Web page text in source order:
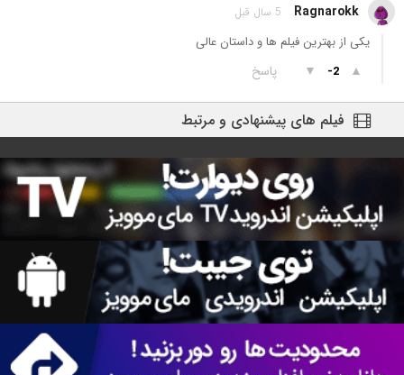
Ragnarokk 5 سال قبل
یکی از بهترین فیلم ها و داستان عالی
▲
-2
▼ پاسخ
فیلم های پیشنهادی و مرتبط